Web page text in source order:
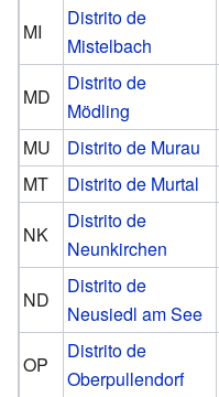
MI
Distrito de
Mistelbach
MD
Distrito de
Mödling
MU
Distrito de Murau
MT
Distrito de Murtal
NK
Distrito de
Neunkirchen
ND
Distrito de
Neusiedl am See
OP
Distrito de
Oberpullendorf